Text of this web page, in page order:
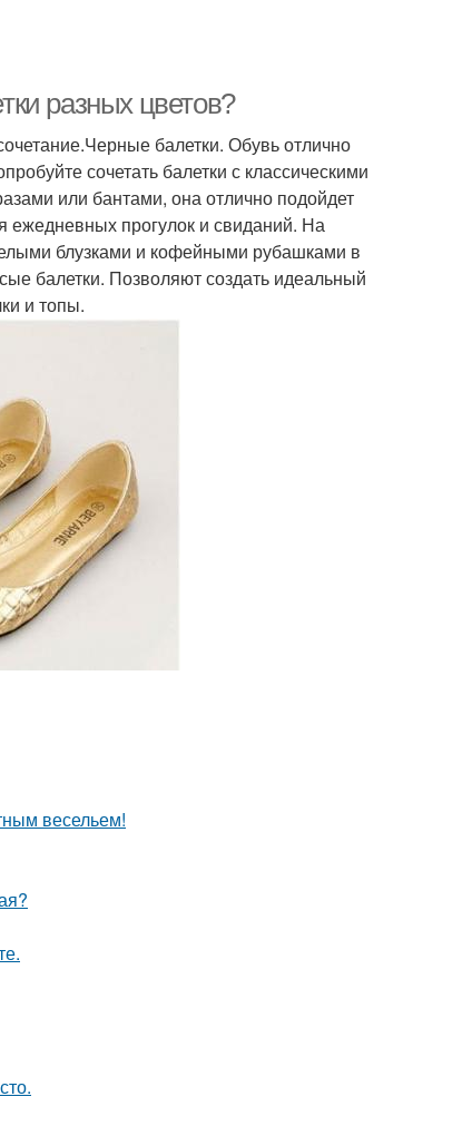
разных цветов?
балетки. Обувь отлично
сочетать балетки с классическими
или бантами, она отлично подойдет
ежедневных прогулок и свиданий. На
блузками и кофейными рубашками в
балетки. Позволяют создать идеальный
и топы.
весельем!